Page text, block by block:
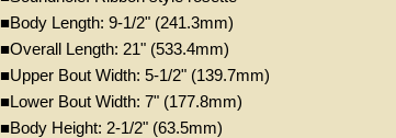
■Body Length: 9-1/2" (241.3mm)
■Overall Length: 21" (533.4mm)
■Upper Bout Width: 5-1/2" (139.7mm)
■Lower Bout Width: 7" (177.8mm)
■Body Height: 2-1/2" (63.5mm)